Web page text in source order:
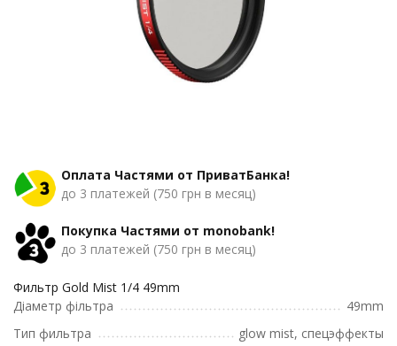
Оплата Частями от ПриватБанка!
до 3 платежей (750 грн в месяц)
Покупка Частями от monobank!
до 3 платежей (750 грн в месяц)
Фильтр Gold Mist 1/4 49mm
Діаметр фільтра
49mm
Тип фильтра
glow mist, спецэффекты